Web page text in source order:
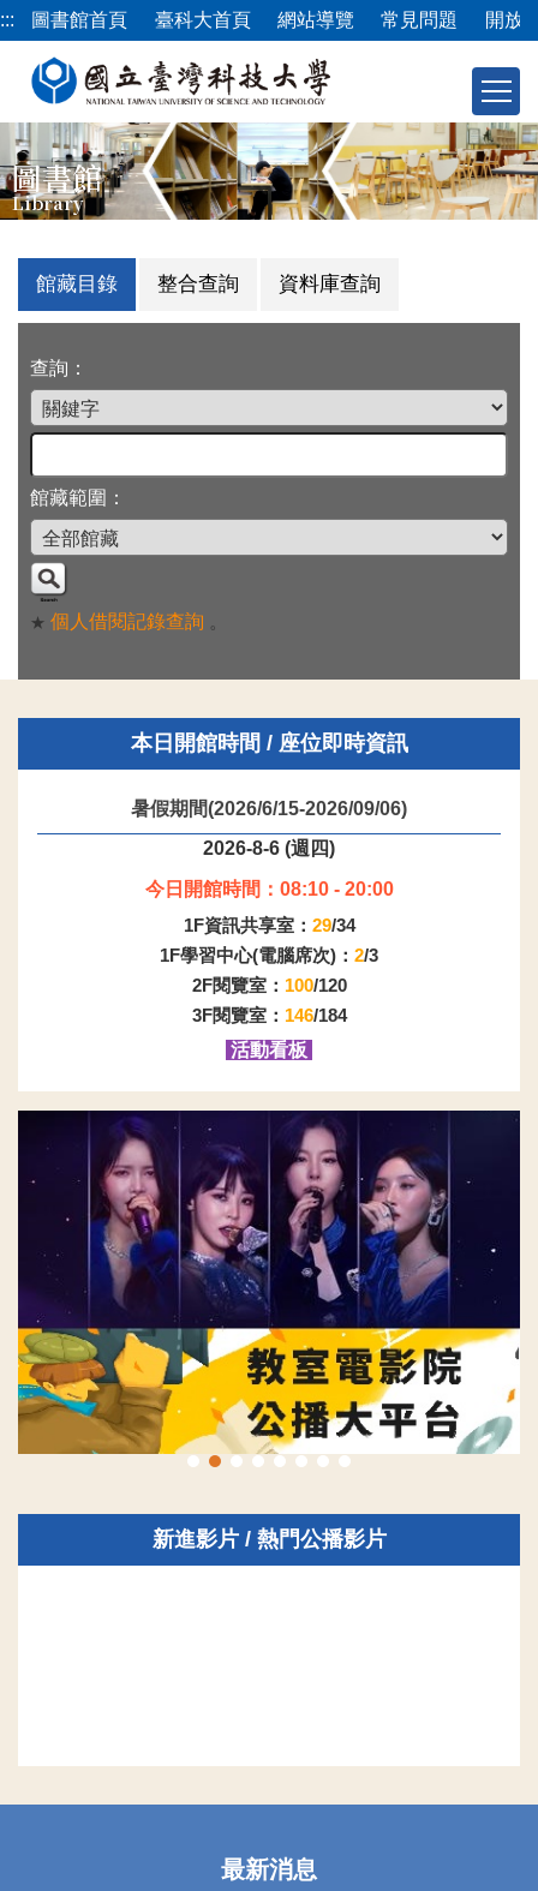
跳
到
內
容
區
::: 圖書館首頁 臺科大首頁 網站導覽 常見問題 開放
圖書館
Library
館藏目錄 整合查詢 資料庫查詢
查詢：
館藏範圍：
★ 個人借閱記錄查詢 。
本日開館時間 / 座位即時資訊
暑假期間(2026/6/15-2026/09/06)
2026-8-6 (週四)
今日開館時間：08:10 - 20:00
1F資訊共享室： 29/34
1F學習中心(電腦席次)： 2/3
2F閱覽室： 100/120
3F閱覽室： 146/184
活動看板
新進影片 / 熱門公播影片
最新消息